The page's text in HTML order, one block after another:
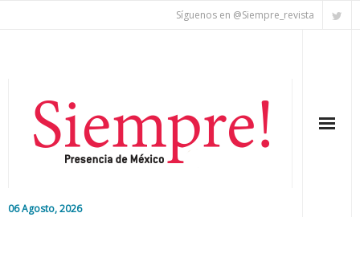
Síguenos en @Siempre_revista
06 Agosto, 2026